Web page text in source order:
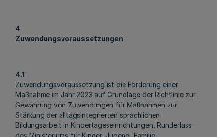
4
Zuwendungsvoraussetzungen
4.1
Zuwendungsvoraussetzung ist die Förderung einer
Maßnahme im Jahr 2023 auf Grundlage der Richtlinie zur
Gewährung von Zuwendungen für Maßnahmen zur
Stärkung der alltagsintegrierten sprachlichen
Bildungsarbeit in Kindertageseinrichtungen, Runderlass
des Ministeriums für Kinder, Jugend, Familie,